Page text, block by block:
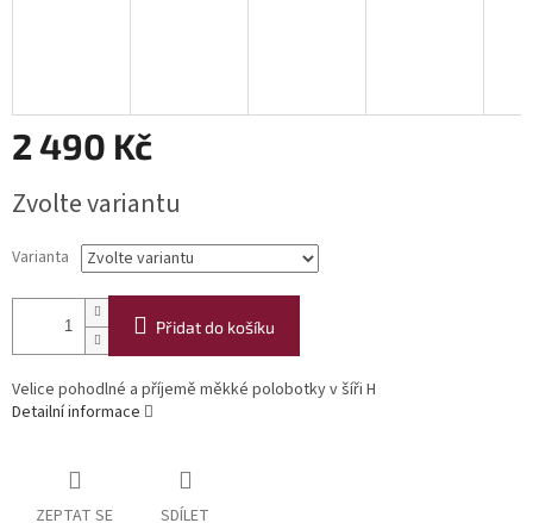
2 490 Kč
cena:
Zvolte variantu
Varianta
Přidat do košíku
Velice pohodlné a příjemě měkké polobotky v šíři H
Detailní informace
ZEPTAT SE SDÍLET